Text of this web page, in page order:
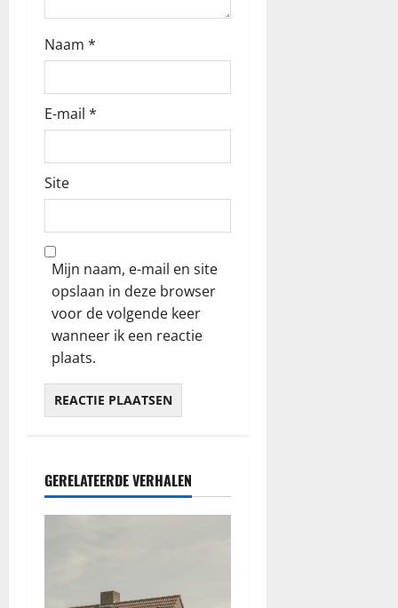
e
Naam *
E-mail *
Site
Mijn naam, e-mail en site
opslaan in deze browser
voor de volgende keer
wanneer ik een reactie
plaats.
GERELATEERDE VERHALEN